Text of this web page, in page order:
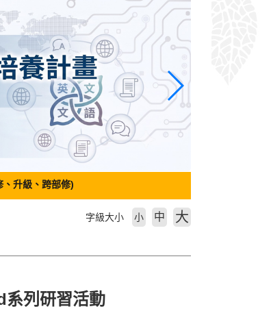
、升級、跨部修)
字級大小 小 中 大
系列研習活動